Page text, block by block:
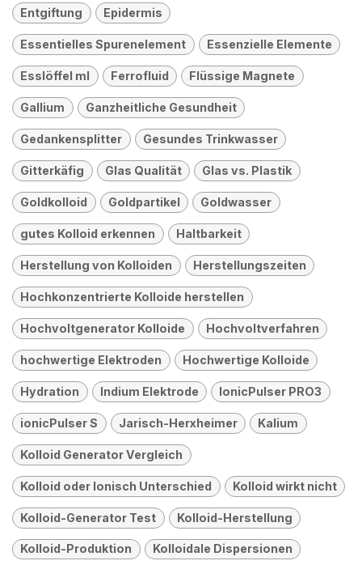
Entgiftung Epidermis
Essentielles Spurenelement Essenzielle Elemente
Esslöffel ml Ferrofluid Flüssige Magnete
Gallium Ganzheitliche Gesundheit
Gedankensplitter Gesundes Trinkwasser
Gitterkäfig Glas Qualität Glas vs. Plastik
Goldkolloid Goldpartikel Goldwasser
gutes Kolloid erkennen Haltbarkeit
Herstellung von Kolloiden Herstellungszeiten
Hochkonzentrierte Kolloide herstellen
Hochvoltgenerator Kolloide Hochvoltverfahren
hochwertige Elektroden Hochwertige Kolloide
Hydration Indium Elektrode IonicPulser PRO3
ionicPulser S Jarisch-Herxheimer Kalium
Kolloid Generator Vergleich
Kolloid oder Ionisch Unterschied Kolloid wirkt nicht
Kolloid-Generator Test Kolloid-Herstellung
Kolloid-Produktion Kolloidale Dispersionen